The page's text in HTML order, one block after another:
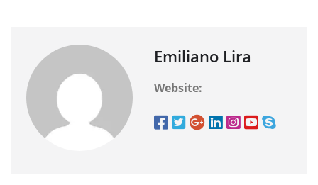
Emiliano Lira
Website: